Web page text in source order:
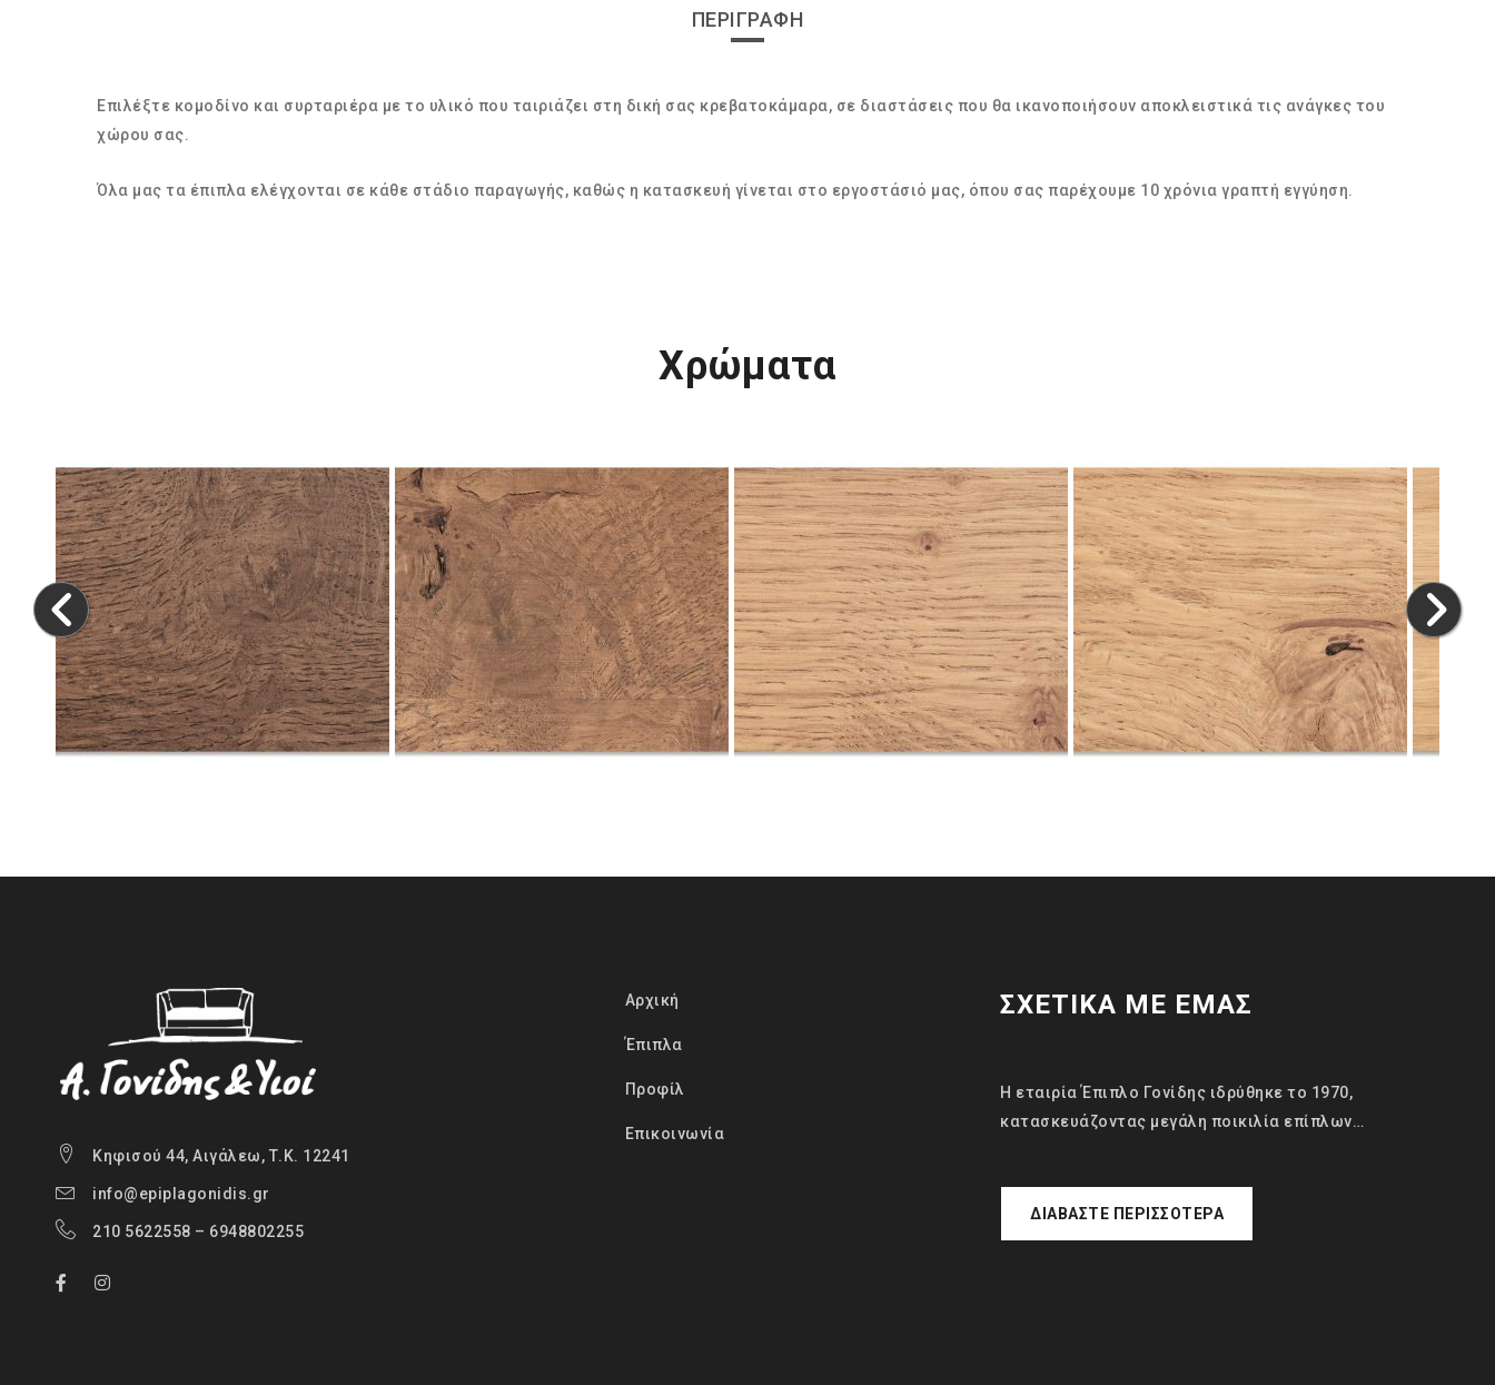
ΠΕΡΙΓΡΑΦΉ
Επιλέξτε κομοδίνο και συρταριέρα με το υλικό που ταιριάζει στη δική σας κρεβατοκάμαρα, σε διαστάσεις που θα ικανοποιήσουν αποκλειστικά τις ανάγκες του
χώρου σας.
Όλα μας τα έπιπλα ελέγχονται σε κάθε στάδιο παραγωγής, καθώς η κατασκευή γίνεται στο εργοστάσιό μας, όπου σας παρέχουμε 10 χρόνια γραπτή εγγύηση.
Χρώματα
Κηφισού 44, Αιγάλεω, Τ.Κ. 12241
info@epiplagonidis.gr
210 5622558 – 6948802255
Αρχική
Έπιπλα
Προφίλ
Επικοινωνία
ΣΧΕΤΙΚΑ ΜΕ ΕΜΑΣ
Η εταιρία Έπιπλο Γονίδης ιδρύθηκε το 1970,
κατασκευάζοντας μεγάλη ποικιλία επίπλων…
ΔΙΑΒΆΣΤΕ ΠΕΡΙΣΣΌΤΕΡΑ